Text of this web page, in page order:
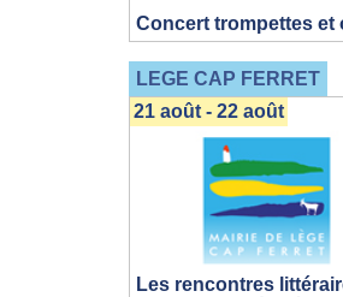
Concert trompettes et
LEGE CAP FERRET
Les rencontres
21 août - 22 août